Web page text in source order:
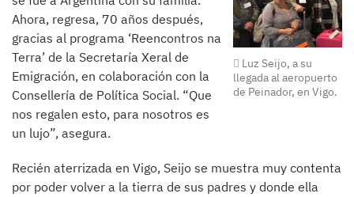
Luz Seijo, a su
llegada al aeropuerto
de Peinador, en Vigo.
Ahora, regresa, 70 años después,
gracias al programa ‘Reencontros na
Terra’ de la Secretaría Xeral de
Emigración, en colaboración con la
Consellería de Política Social. “Que
nos regalen esto, para nosotros es
un lujo”, asegura.
Recién aterrizada en Vigo, Seijo se muestra muy contenta
por poder volver a la tierra de sus padres y donde ella